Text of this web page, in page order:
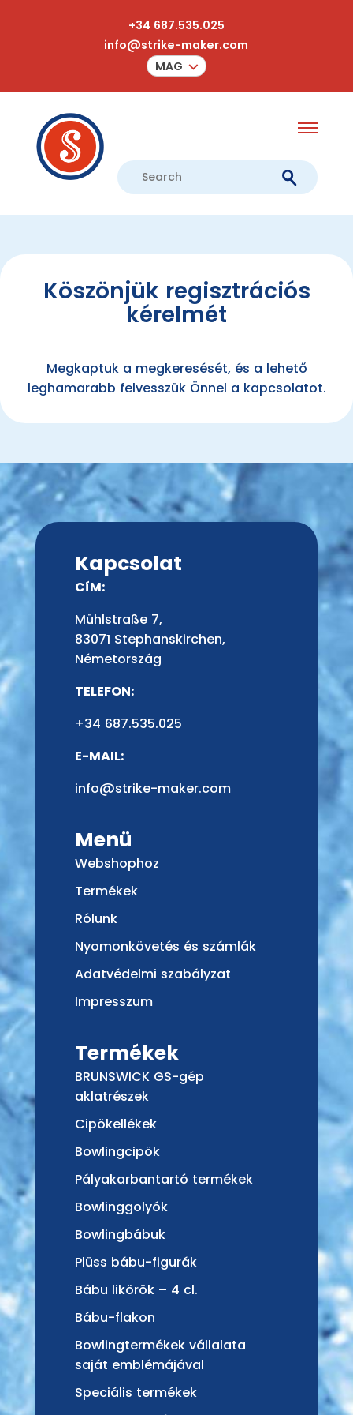
+34 687.535.025
info@strike-maker.com
MAG
Köszönjük regisztrációs
kérelmét
Megkaptuk a megkeresését, és a lehető
leghamarabb felvesszük Önnel a kapcsolatot.
Kapcsolat
CíM:
Mühlstraße 7,
83071 Stephanskirchen,
Németország
TELEFON:
+34 687.535.025
E-MAIL:
info@strike-maker.com
Menü
Webshophoz
Termékek
Rólunk
Nyomonkövetés és számlák
Adatvédelmi szabályzat
Impresszum
Termékek
BRUNSWICK GS-gép
aklatrészek
Cipökellékek
Bowlingcipök
Pályakarbantartó termékek
Bowlinggolyók
Bowlingbábuk
Plüss bábu-figurák
Bábu likörök – 4 cl.
Bábu-flakon
Bowlingtermékek vállalata
saját emblémájával
Speciális termékek